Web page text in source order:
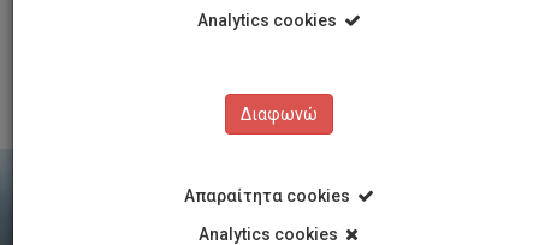
Προγράμματα Σπουδών
Υποτροφίες κινητικότητας
Analytics cookies
Διαφωνώ
Απαραίτητα cookies
Analytics cookies